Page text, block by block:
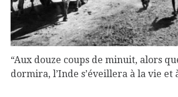
“Aux douze coups de minuit, alors
dormira, l’Inde s’éveillera à la vie et